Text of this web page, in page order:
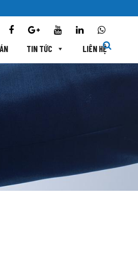
TIN TỨC LIÊN HỆ